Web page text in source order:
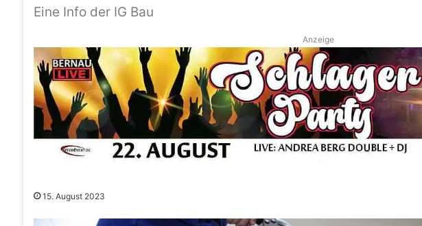
Eine Info der IG Bau
Anzeige
15. August 2023